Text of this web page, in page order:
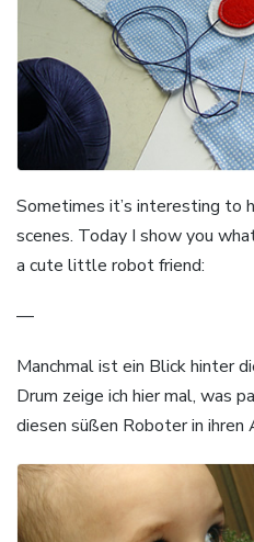
Sometimes it’s interesting to
scenes. Today I show you
a cute little robot friend:
—
Manchmal ist ein Blick hinter
Drum zeige ich hier mal, was
diesen süßen Roboter in ihren